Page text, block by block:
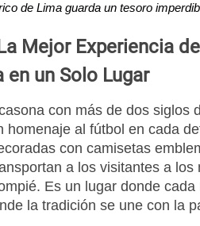
de Lima guarda un tesoro
Mejor Experiencia
en un Solo Lugar
con más de dos siglos
homenaje al fútbol en cada
con camisetas
a los visitantes a los
Es un lugar donde cada
la tradición se une con la